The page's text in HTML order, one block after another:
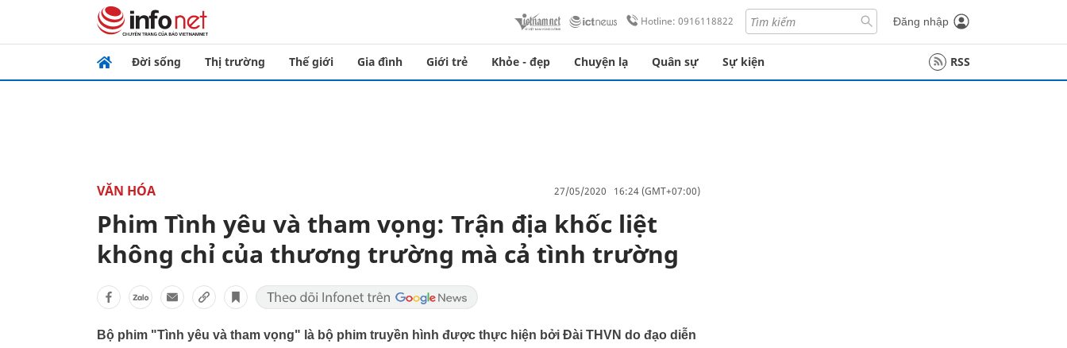
Hotline: 0916118822 Đăng nhập
Đời sống Thị trường Thế giới Gia đình Giới trẻ Khỏe - đẹp Chuyện lạ Quân sự Sự kiện RSS
VĂN HÓA 27/05/2020 16:24 (GMT+07:00)
Phim Tình yêu và tham vọng: Trận địa khốc liệt
không chỉ của thương trường mà cả tình trường
Bộ phim "Tình yêu và tham vọng" là bộ phim truyền hình được thực hiện bởi Đài THVN do đạo diễn